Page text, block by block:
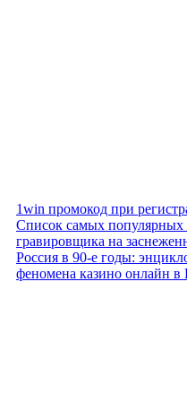
1win промокод при
Список самых популярных
гравировщика на
Россия в 90-е годы:
феномена казино онлайн в